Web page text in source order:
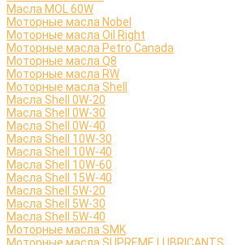
Масла MOL 60W
Моторные масла Nobel
Моторные масла Oil Right
Моторные масла Petro Canada
Моторные масла Q8
Моторные масла RW
Моторные масла Shell
Масла Shell 0W-20
Масла Shell 0W-30
Масла Shell 0W-40
Масла Shell 10W-30
Масла Shell 10W-40
Масла Shell 10W-60
Масла Shell 15W-40
Масла Shell 5W-20
Масла Shell 5W-30
Масла Shell 5W-40
Моторные масла SMK